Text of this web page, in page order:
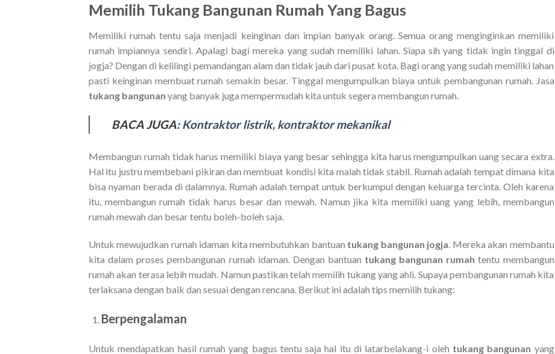
Memilih Tukang Bangunan Rumah Yang Bagus
Memiliki rumah tentu saja menjadi keinginan dan impian banyak orang. Semua orang menginginkan memiliki
rumah impiannya sendiri. Apalagi bagi mereka yang sudah memiliki lahan. Siapa sih yang tidak ingin tinggal di
jogja? Dengan di kelilingi pemandangan alam dan tidak jauh dari pusat kota. Bagi orang yang sudah memiliki lahan
pasti keinginan membuat rumah semakin besar. Tinggal mengumpulkan biaya untuk pembangunan rumah. Jasa
tukang bangunan yang banyak juga mempermudah kita untuk segera membangun rumah.
BACA JUGA:Kontraktor listrik, kontraktor mekanikal
Membangun rumah tidak harus memiliki biaya yang besar sehingga kita harus mengumpulkan uang secara extra.
Hal itu justru membebani pikiran dan membuat kondisi kita malah tidak stabil. Rumah adalah tempat dimana kita
bisa nyaman berada di dalamnya. Rumah adalah tempat untuk berkumpul dengan keluarga tercinta. Oleh karena
itu, membangun rumah tidak harus besar dan mewah. Namun jika kita memiliki uang yang lebih, membangun
rumah mewah dan besar tentu boleh-boleh saja.
Untuk mewujudkan rumah idaman kita membutuhkan bantuan tukang bangunan jogja . Mereka akan membantu
kita dalam proses pembangunan rumah idaman. Dengan bantuan tukang bangunan rumahtentu membangun
rumah akan terasa lebih mudah. Namun pastikan telah memilih tukang yang ahli. Supaya pembangunan rumah kita
terlaksana dengan baik dan sesuai dengan rencana. Berikut ini adalah tips memilih tukang:
Berpengalaman
Untuk mendapatkan hasil rumah yang bagus tentu saja hal itu di latarbelakang-i oleh tukang bangunan yang